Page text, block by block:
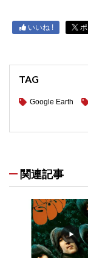
いいね !
TAG
Google Earth
関連記事